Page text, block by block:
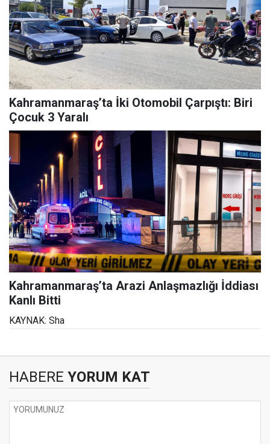
Kahramanmaraş’ta İki Otomobil Çarpıştı: Biri
Çocuk 3 Yaralı
Kahramanmaraş’ta Arazi Anlaşmazlığı İddiası
Kanlı Bitti
KAYNAK: Sha
HABERE YORUM KAT